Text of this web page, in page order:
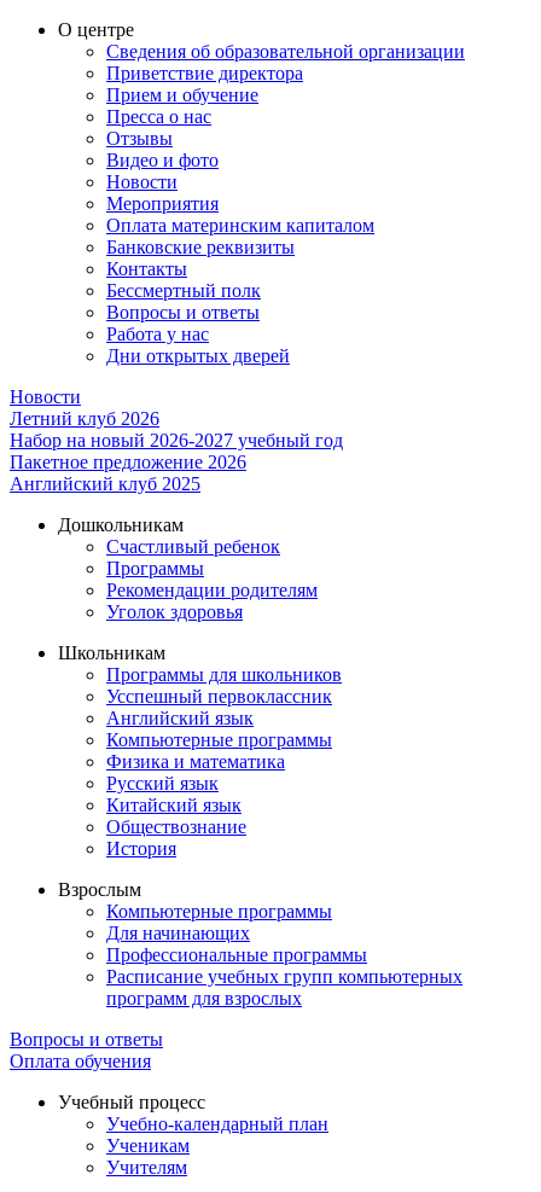
О центре
Сведения об образовательной организации
Приветствие директора
Прием и обучение
Пресса о нас
Отзывы
Видео и фото
Новости
Мероприятия
Оплата материнским капиталом
Банковские реквизиты
Контакты
Бессмертный полк
Вопросы и ответы
Работа у нас
Дни открытых дверей
Новости
Летний клуб 2026
Набор на новый 2026-2027 учебный год
Пакетное предложение 2026
Английский клуб 2025
Дошкольникам
Счастливый ребенок
Программы
Рекомендации родителям
Уголок здоровья
Школьникам
Программы для школьников
Усспешный первоклассник
Английский язык
Компьютерные программы
Физика и математика
Русский язык
Китайский язык
Обществознание
История
Взрослым
Компьютерные программы
Для начинающих
Профессиональные программы
Расписание учебных групп компьютерных
программ для взрослых
Вопросы и ответы
Оплата обучения
Учебный процесс
Учебно-календарный план
Ученикам
Учителям